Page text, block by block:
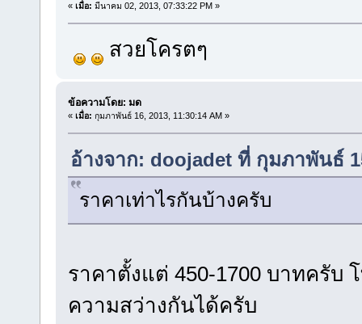
« เมื่อ: มีนาคม 02, 2013, 07:33:22 PM »
สวยโครตๆ
ข้อความโดย: มด
« เมื่อ: กุมภาพันธ์ 16, 2013, 11:30:14 AM »
อ้างจาก: doojadet ที่ กุมภาพันธ์
ราคาเท่าไรกันบ้างครับ
ราคาตั้งแต่ 450-1700 บาทครับ
ความสว่างกันได้ครับ